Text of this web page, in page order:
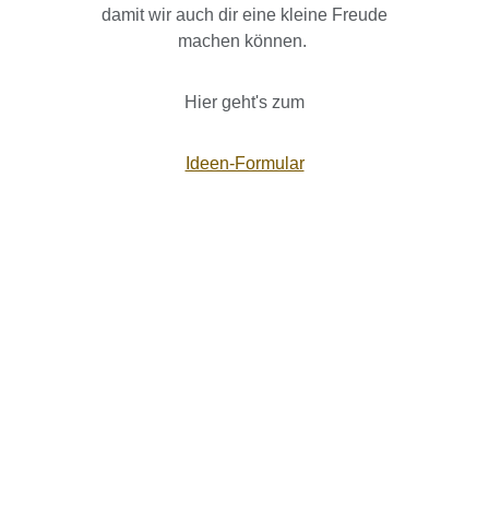
damit wir auch dir eine kleine Freude
machen können.
Hier geht's zum
Ideen-Formular